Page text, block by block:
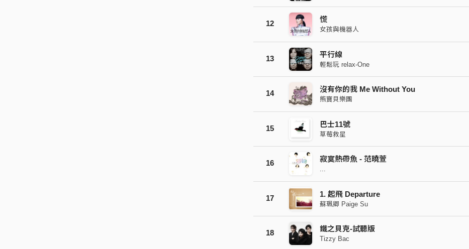
12 慌
女孩與機器人
13 平行線
輕鬆玩 relax-One
14 沒有你的我 Me Without You
熊寶貝樂團
15 巴士11號
草莓救星
16 寂寞熱帶魚 - 范曉萱
...
17 1. 起飛 Departure
蘇珮卿 Paige Su
18 鐵之貝克-試聽版
Tizzy Bac